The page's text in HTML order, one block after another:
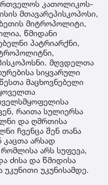
კათოლიკოს-
მთავარეპისკოპოსი,
მიტროპოლიტი,
წმიდანი
პატრიარქნი,
მღვდელთა
სიყვარული
მაცხოვნებელი
რაითა სულიერსა
და ღმრთისა
ჩვენცა შენ თანა
კაცთა არსად
არს სუფევა,
ძისა და წმიდისა
უკუნისამდე.